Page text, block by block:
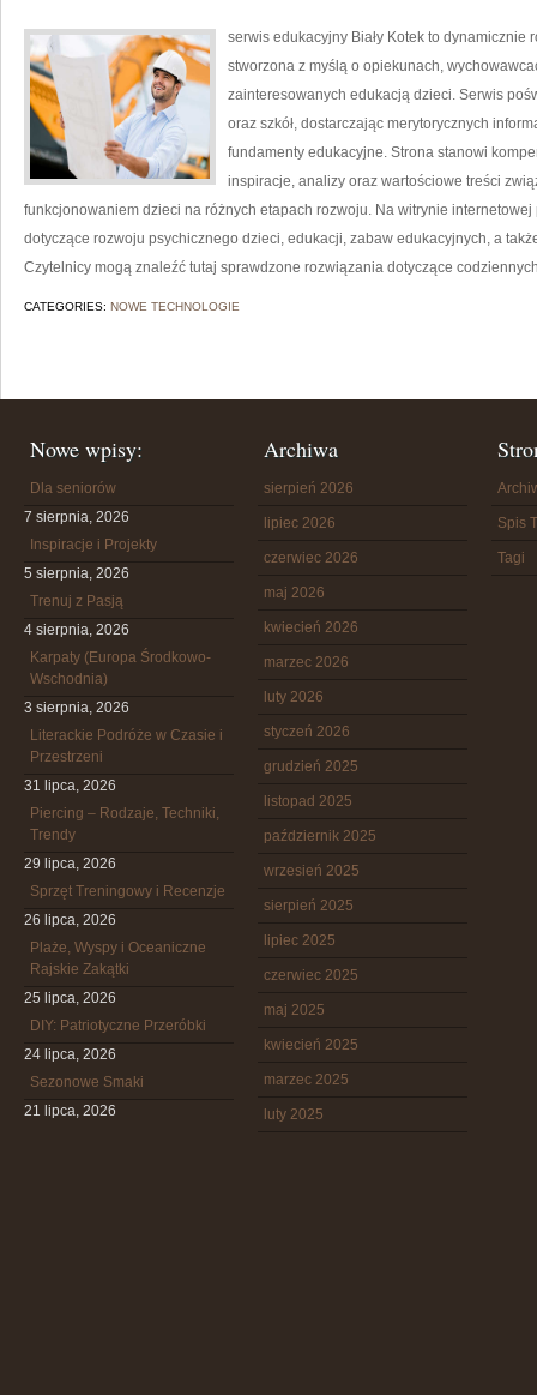
serwis edukacyjny Biały Kotek to dynamicznie
stworzona z myślą o opiekunach,
zainteresowanych edukacją dzieci. Serwis
oraz szkół, dostarczając merytorycznych
fundamenty edukacyjne. Strona stanowi
inspiracje, analizy oraz wartościowe treści
funkcjonowaniem dzieci na różnych etapach rozwoju. Na witrynie
dotyczące rozwoju psychicznego dzieci, edukacji, zabaw edukacyjnych, a
Czytelnicy mogą znaleźć tutaj sprawdzone rozwiązania dotyczące
CATEGORIES: NOWE TECHNOLOGIE
Nowe wpisy:
Dla seniorów
7 sierpnia, 2026
Inspiracje i Projekty
5 sierpnia, 2026
Trenuj z Pasją
4 sierpnia, 2026
Karpaty (Europa Środkowo-
Wschodnia)
3 sierpnia, 2026
Literackie Podróże w Czasie i
Przestrzeni
31 lipca, 2026
Piercing – Rodzaje, Techniki,
Trendy
29 lipca, 2026
Sprzęt Treningowy i Recenzje
26 lipca, 2026
Plaże, Wyspy i Oceaniczne
Rajskie Zakątki
25 lipca, 2026
DIY: Patriotyczne Przeróbki
24 lipca, 2026
Sezonowe Smaki
21 lipca, 2026
Archiwa
sierpień 2026
lipiec 2026
czerwiec 2026
maj 2026
kwiecień 2026
marzec 2026
luty 2026
styczeń 2026
grudzień 2025
listopad 2025
październik 2025
wrzesień 2025
sierpień 2025
lipiec 2025
czerwiec 2025
maj 2025
kwiecień 2025
marzec 2025
luty 2025
Spis
Tagi